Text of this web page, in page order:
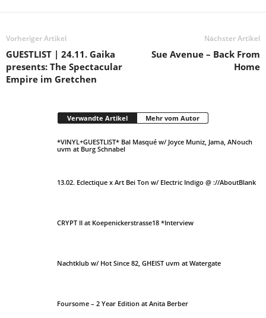
Vorheriger Artikel
GUESTLIST | 24.11. Gaika
presents: The Spectacular
Empire im Gretchen
Nächster Artikel
Sue Avenue – Back From
Home
Verwandte Artikel Mehr vom Autor
*VINYL+GUESTLIST* Bal Masqué w/ Joyce Muniz, Jama, ANouch
uvm at Burg Schnabel
13.02. Eclectique x Art Bei Ton w/ Electric Indigo @ ://AboutBlank
CRYPT II at Koepenickerstrasse18 *Interview
Nachtklub w/ Hot Since 82, GHEIST uvm at Watergate
Foursome – 2 Year Edition at Anita Berber